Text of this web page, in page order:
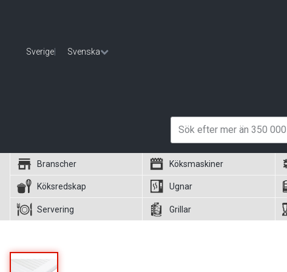
Sverige Svenska
Branscher Köksmaskiner
Köksredskap Ugnar
Servering Grillar